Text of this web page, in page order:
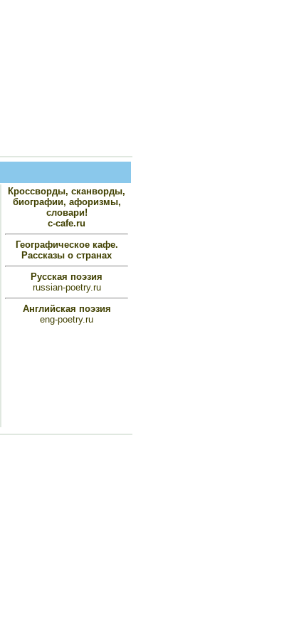
Кроссворды, сканворды,
биографии, афоризмы,
словари!
c-cafe.ru
Географическое кафе.
Рассказы о странах
Русская поэзия
russian-poetry.ru
Английская поэзия
eng-poetry.ru